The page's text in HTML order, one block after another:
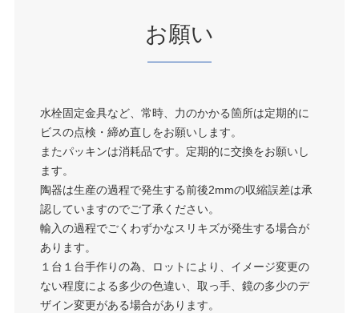
お願い
水栓固定金具など、常時、力のかかる箇所は定期的に
ビスの点検・締め直しをお願いします。
またパッキンは消耗品です。定期的に交換をお願いし
ます。
陶器は生産の過程で発生する前後2mmの収縮誤差は承
認していますのでご了承ください。
輸入の過程でごくわずかなスリキズが発生する場合が
あります。
１台１台手作りの為、ロットにより、イメージ変更の
ない程度による多少の色違い、取っ手、鏡の多少のデ
ザイン変更がある場合があります。